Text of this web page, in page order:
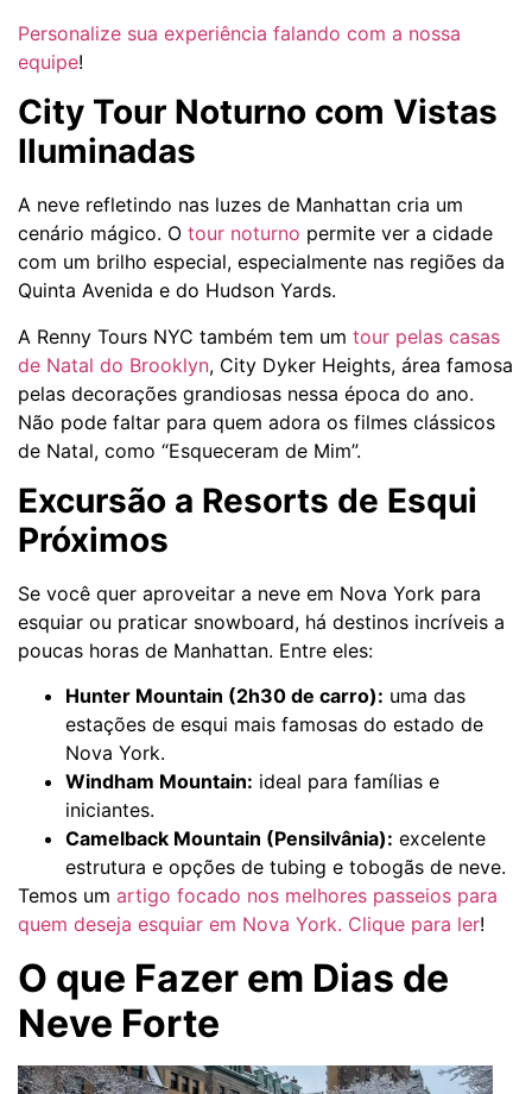
Personalize sua experiência falando com a nossa
equipe!
City Tour Noturno com Vistas
Iluminadas
A neve refletindo nas luzes de Manhattan cria um
cenário mágico. O tour noturno permite ver a cidade
com um brilho especial, especialmente nas regiões da
Quinta Avenida e do Hudson Yards.
A Renny Tours NYC também tem um tour pelas casas
de Natal do Brooklyn, City Dyker Heights, área famosa
pelas decorações grandiosas nessa época do ano.
Não pode faltar para quem adora os filmes clássicos
de Natal, como “Esqueceram de Mim”.
Excursão a Resorts de Esqui
Próximos
Se você quer aproveitar a neve em Nova York para
esquiar ou praticar snowboard, há destinos incríveis a
poucas horas de Manhattan. Entre eles:
Hunter Mountain (2h30 de carro): uma das
estações de esqui mais famosas do estado de
Nova York.
Windham Mountain: ideal para famílias e
iniciantes.
Camelback Mountain (Pensilvânia): excelente
estrutura e opções de tubing e tobogãs de neve.
Temos um artigo focado nos melhores passeios para
quem deseja esquiar em Nova York. Clique para ler!
O que Fazer em Dias de
Neve Forte